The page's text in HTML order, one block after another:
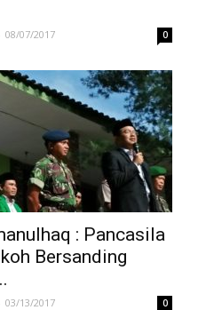
08/07/2017 0
: Pancasila
Bersanding
03/13/2017 0